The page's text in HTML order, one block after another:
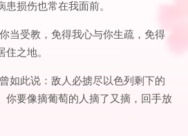
损伤也常在我面前。
当受教，免得我心与你生疏，免得
之地。
如此说：敌人必掳尽以色列剩下的
你要像摘葡萄的人摘了又摘，回手放